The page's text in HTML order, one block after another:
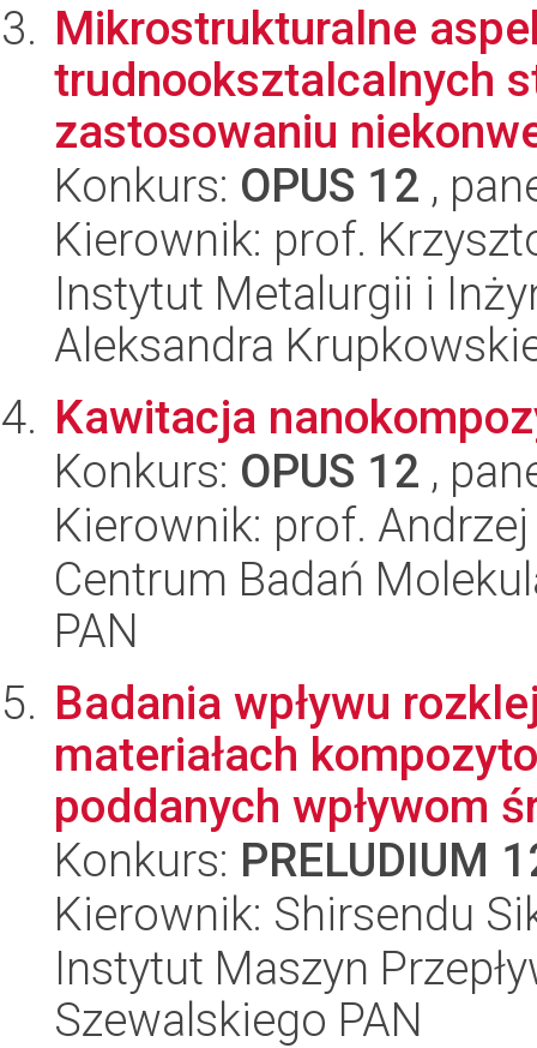
Mikrostrukturalne
trudnooksztalcalnych
zastosowaniu
Konkurs: OPUS 12 ,
Kierownik: prof.
Instytut Metalurgii i
Aleksandra
Kawitacja
Konkurs: OPUS 12 ,
Kierownik: prof. Andrzej
Centrum Badań
PAN
Badania wpływu
materiałach
poddanych wpływom
Konkurs: PRELUDIUM
Kierownik: Shirsendu
Instytut Maszyn
Szewalskiego PAN